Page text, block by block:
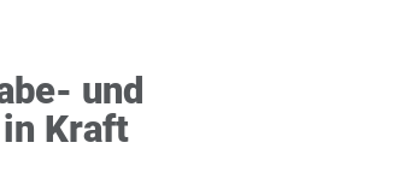
und
Kraft